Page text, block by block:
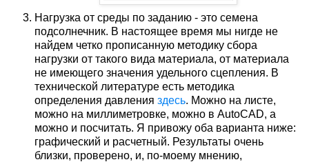
Нагрузка от среды по заданию - это семена
подсолнечник. В настоящее время мы нигде не
найдем четко прописанную методику сбора
нагрузки от такого вида материала, от материала
не имеющего значения удельного сцепления. В
технической литературе есть методика
определения давления здесь. Можно на листе,
можно на миллиметровке, можно в AutoCAD, а
можно и посчитать. Я привожу оба варианта ниже:
графический и расчетный. Результаты очень
близки, проверено, и, по-моему мнению,